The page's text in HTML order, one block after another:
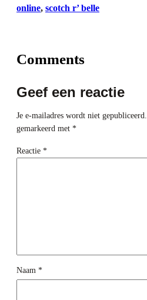
online, scotch r’ belle
Comments
Geef een reactie
Je e-mailadres wordt niet gepubliceerd.
gemarkeerd met *
Reactie *
Naam *